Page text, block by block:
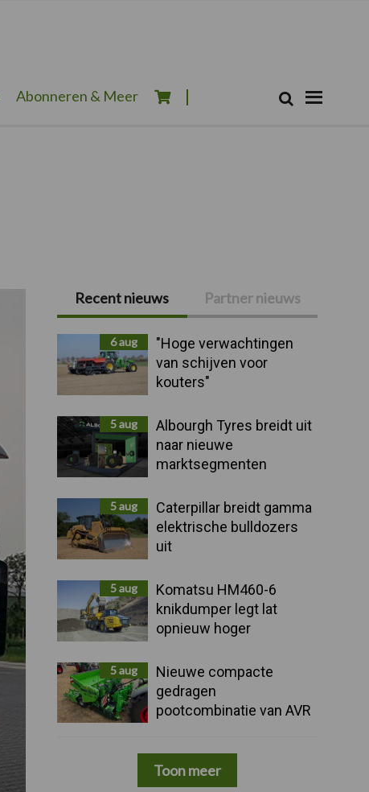
Abonneren & Meer Zoek
Primaire
Sidebar
Recent nieuws Partner nieuws
6 aug
"Hoge verwachtingen
van schijven voor
kouters"
5 aug
Albourgh Tyres breidt uit
naar nieuwe
marktsegmenten
5 aug
Caterpillar breidt gamma
elektrische bulldozers
uit
5 aug
Komatsu HM460-6
knikdumper legt lat
opnieuw hoger
5 aug
Nieuwe compacte
gedragen
pootcombinatie van AVR
Toon meer